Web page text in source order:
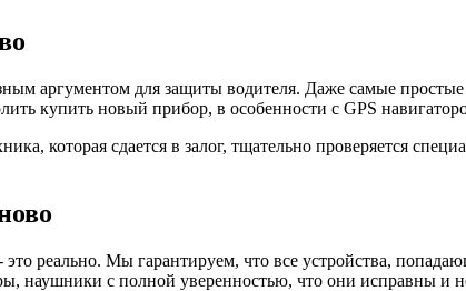
аргументом для защиты водителя. Даже самые
купить новый прибор, в особенности с GPS
которая сдается в залог, тщательно проверяется
реально. Мы гарантируем, что все устройства,
наушники с полной уверенностью, что они исправны и